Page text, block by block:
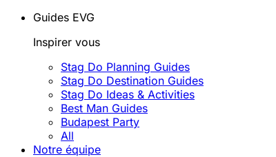
Guides EVG
Inspirer vous
Stag Do Planning Guides
Stag Do Destination Guides
Stag Do Ideas & Activities
Best Man Guides
Budapest Party
All
Notre équipe